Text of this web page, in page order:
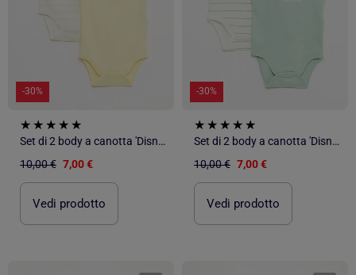
-30%
Set di 2 body a canotta 'Disney'
10,00 € 7,00 €
Vedi prodotto
-30%
Set di 2 body a canotta 'Disney'
10,00 € 7,00 €
Vedi prodotto